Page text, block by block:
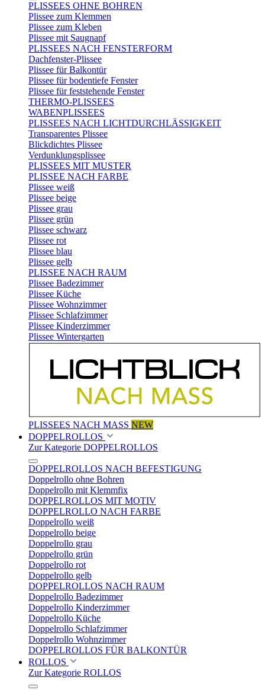
PLISSEES OHNE BOHREN
Plissee zum Klemmen
Plissee zum Kleben
Plissee mit Saugnapf
PLISSEES NACH FENSTERFORM
Dachfenster-Plissee
Plissee für Balkontür
Plissee für bodentiefe Fenster
Plissee für feststehende Fenster
THERMO-PLISSEES
WABENPLISSEES
PLISSEES NACH LICHTDURCHLÄSSIGKEIT
Transparentes Plissee
Blickdichtes Plissee
Verdunklungsplissee
PLISSEES MIT MUSTER
PLISSEE NACH FARBE
Plissee weiß
Plissee beige
Plissee grau
Plissee grün
Plissee schwarz
Plissee rot
Plissee blau
Plissee gelb
PLISSEE NACH RAUM
Plissee Badezimmer
Plissee Küche
Plissee Wohnzimmer
Plissee Schlafzimmer
Plissee Kinderzimmer
Plissee Wintergarten
PLISSEES NACH MASS NEW
DOPPELROLLOS
Zur Kategorie DOPPELROLLOS
DOPPELROLLOS NACH BEFESTIGUNG
Doppelrollo ohne Bohren
Doppelrollo mit Klemmfix
DOPPELROLLOS MIT MOTIV
DOPPELROLLO NACH FARBE
Doppelrollo weiß
Doppelrollo beige
Doppelrollo grau
Doppelrollo grün
Doppelrollo rot
Doppelrollo gelb
DOPPELROLLOS NACH RAUM
Doppelrollo Badezimmer
Doppelrollo Kinderzimmer
Doppelrollo Küche
Doppelrollo Schlafzimmer
Doppelrollo Wohnzimmer
DOPPELROLLOS FÜR BALKONTÜR
ROLLOS
Zur Kategorie ROLLOS